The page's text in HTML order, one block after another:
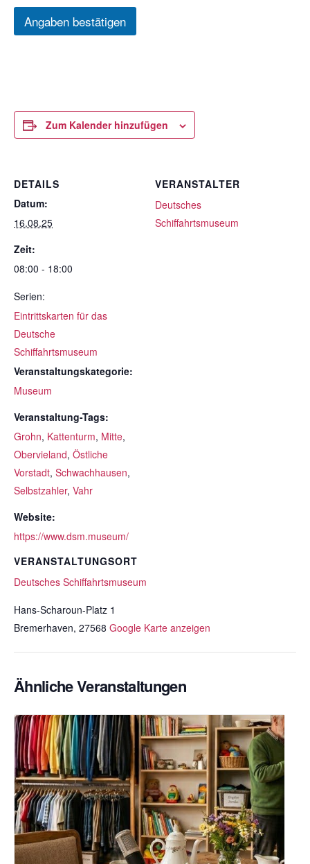
Angaben bestätigen
Zum Kalender hinzufügen
DETAILS
Datum:
16.08.25
Zeit:
08:00 - 18:00
Serien:
Eintrittskarten für das
Deutsche
Schiffahrtsmuseum
Veranstaltungskategorie:
Museum
Veranstaltung-Tags:
Grohn, Kattenturm, Mitte,
Obervieland, Östliche
Vorstadt, Schwachhausen,
Selbstzahler, Vahr
Website:
https://www.dsm.museum/
VERANSTALTUNGSORT
Deutsches Schiffahrtsmuseum
Hans-Scharoun-Platz 1
Bremerhaven, 27568 Google Karte anzeigen
VERANSTALTER
Deutsches
Schiffahrtsmuseum
Ähnliche Veranstaltungen